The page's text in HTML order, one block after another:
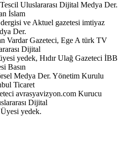
Uluslararası Dijital Medya Der.
İslam
ve Aktuel gazetesi imtiyaz
Der.
Vardar Gazeteci, Ege A türk TV
Dijital
yedek, Hıdır Ulağ Gazeteci İBB
Basın
Medya Der. Yönetim Kurulu
Ticaret
avrasyavizyon.com Kurucu
Dijital
yedek.